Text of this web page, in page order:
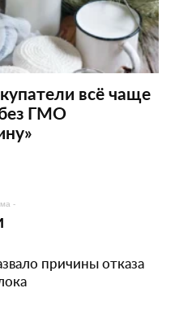
всё чаще
ГМО
-
причины отказа